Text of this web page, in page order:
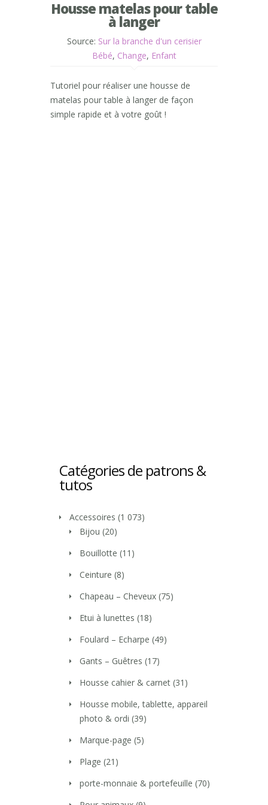
Housse matelas pour table
à langer
Source: Sur la branche d'un cerisier
Bébé, Change, Enfant
Tutoriel pour réaliser une housse de
matelas pour table à langer de façon
simple rapide et à votre goût !
Catégories de patrons &
tutos
Accessoires (1 073)
Bijou (20)
Bouillotte (11)
Ceinture (8)
Chapeau – Cheveux (75)
Etui à lunettes (18)
Foulard – Echarpe (49)
Gants – Guêtres (17)
Housse cahier & carnet (31)
Housse mobile, tablette, appareil
photo & ordi (39)
Marque-page (5)
Plage (21)
porte-monnaie & portefeuille (70)